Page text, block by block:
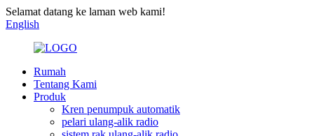
Selamat datang ke laman web kami!
English
Rumah
Tentang Kami
Produk
Kren penumpuk automatik
pelari ulang-alik radio